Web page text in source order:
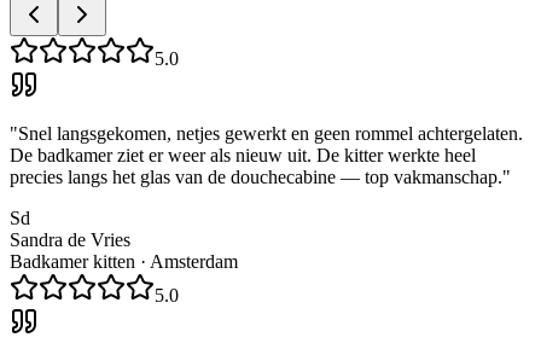
5.0
"Snel langsgekomen, netjes gewerkt en geen rommel achtergelaten.
De badkamer ziet er weer als nieuw uit. De kitter werkte heel
precies langs het glas van de douchecabine — top vakmanschap."
Sd
Sandra de Vries
Badkamer kitten · Amsterdam
5.0